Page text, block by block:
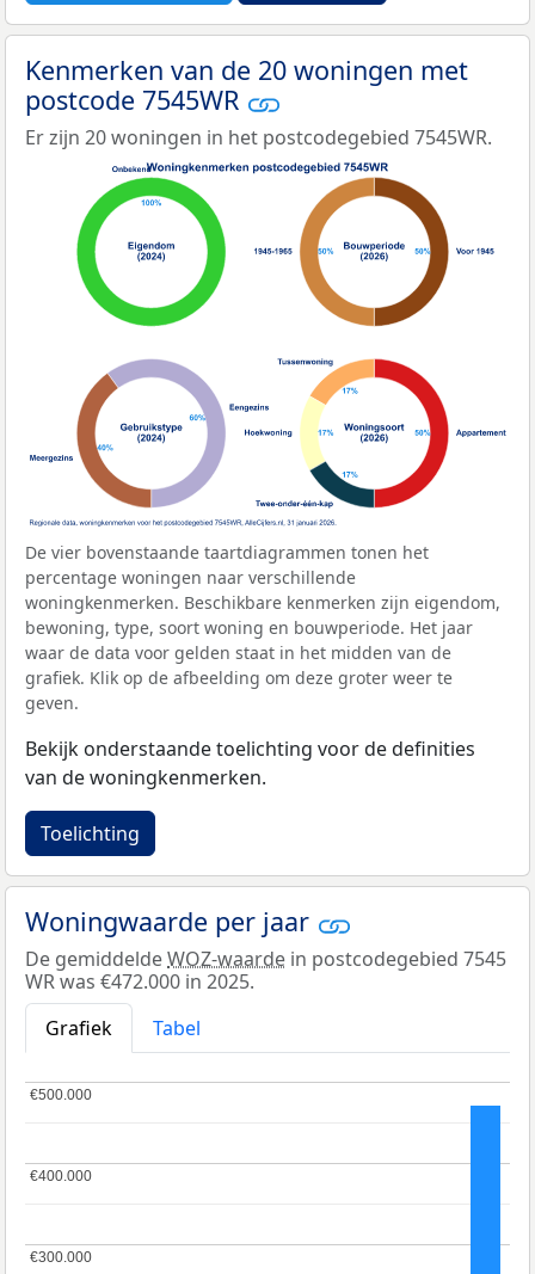
Kenmerken van de 20 woningen met
postcode 7545WR
Er zijn 20 woningen in het postcodegebied 7545WR.
De vier bovenstaande taartdiagrammen tonen het
percentage woningen naar verschillende
woningkenmerken. Beschikbare kenmerken zijn eigendom,
bewoning, type, soort woning en bouwperiode. Het jaar
waar de data voor gelden staat in het midden van de
grafiek. Klik op de afbeelding om deze groter weer te
geven.
Bekijk onderstaande toelichting voor de definities
van de woningkenmerken.
Toelichting
Woningwaarde per jaar
De gemiddeldeWOZ-waarde in postcodegebied 7545
WR was €472.000 in 2025.
Grafiek
Tabel
€300.000
€300.000
€400.000
€400.000
€500.000
€500.000